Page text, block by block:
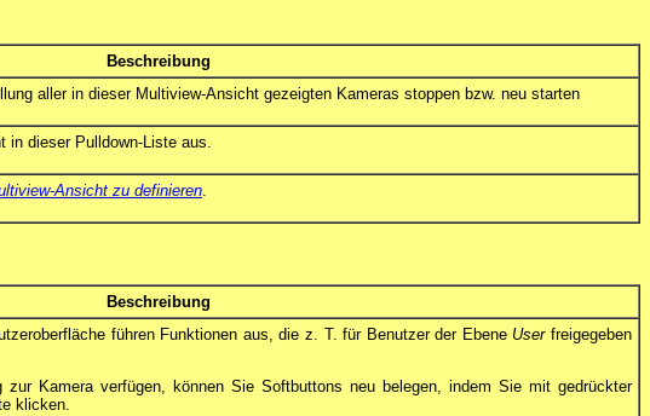
Beschreibung
aller in dieser Multiview-Ansicht gezeigten Kameras stoppen bzw. neu starten
dieser Pulldown-Liste aus.
Ansicht zu definieren
Beschreibung
führen Funktionen aus, die z. T. für Benutzer der Ebene Userfreigegeben
zur Kamera verfügen, können Sie Softbuttons neu belegen, indem Sie mit gedrückter
klicken.